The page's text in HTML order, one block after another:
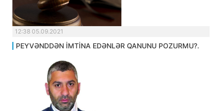
12:38 05.09.2021
PEYVƏNDDƏN İMTİNA EDƏNLƏR QANUNU POZURMU?.